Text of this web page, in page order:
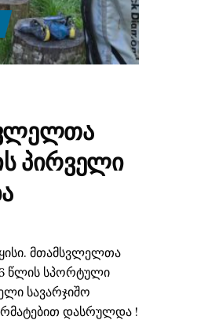
ᲞᲘᲠᲕᲔᲚᲘ
მთამსვლელთა
წლის სპორტული
სავარჯიშო
დასრულდა !